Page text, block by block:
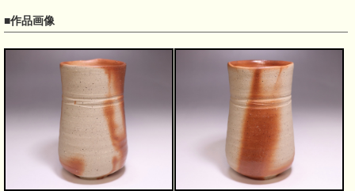
■作品画像